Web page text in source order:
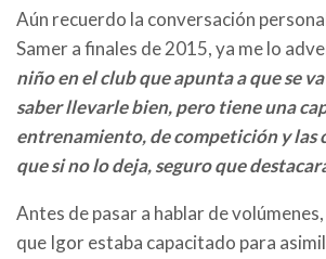
Aún recuerdo la conversación
Samer a finales de 2015, ya me lo
niño en el club que apunta a que se
saber llevarle bien, pero tiene una
entrenamiento, de competición y las
que si no lo deja, seguro que
Antes de pasar a hablar de
que Igor estaba capacitado para